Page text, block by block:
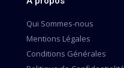
Qui Sommes-nous
Mentions Légales
Conditions Générales